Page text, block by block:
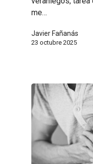
me…
Javier Fañanás
23 octubre 2025